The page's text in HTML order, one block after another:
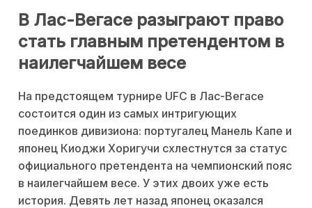
В Лас-Вегасе разыграют право
стать главным претендентом в
наилегчайшем весе
На предстоящем турнире UFC в Лас-Вегасе
состоится один из самых интригующих
поединков дивизиона: португалец Манель Капе и
японец Киоджи Хоригучи схлестнутся за статус
официального претендента на чемпионский пояс
в наилегчайшем весе. У этих двоих уже есть
история. Девять лет назад японец оказался